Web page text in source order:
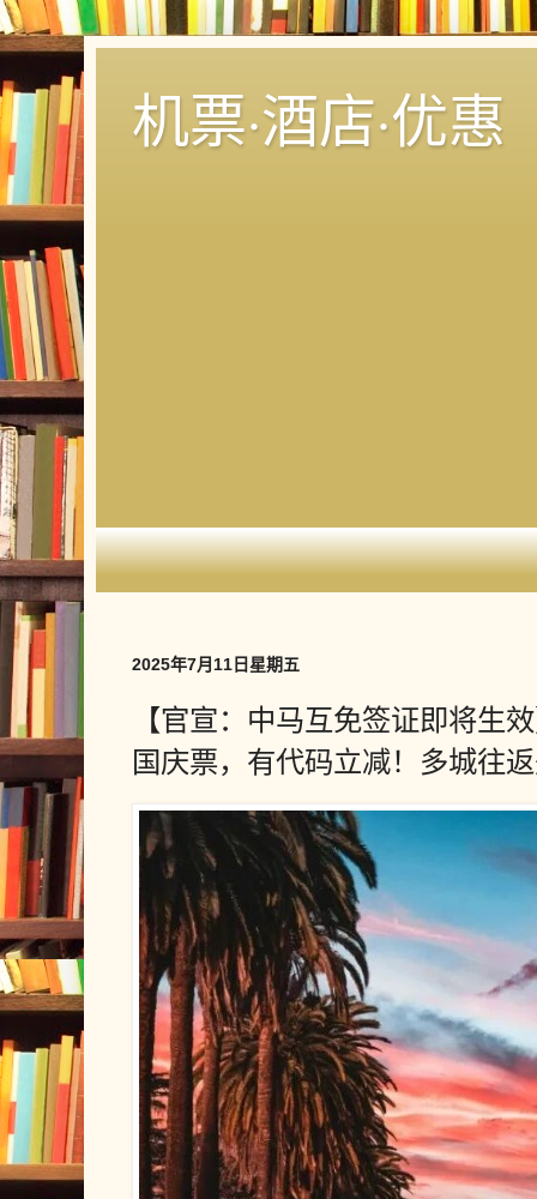
机票·酒店·优惠
2025年7月11日星期五
【官宣：中马互免签证即将生
国庆票，有代码立减！多城往